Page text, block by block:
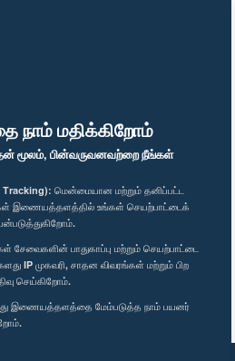
நாம் மதிக்கிறோம்
மூலம், பின்வருவனவற்றை நீங்கள்
மென்மையான மற்றும் தனிப்பட்ட
இணையத்தளத்தில் உங்கள் செயற்பாட்டைக்
சேவைகளின் பாதுகாப்பு மற்றும் செயற்பாட்டை
IP முகவரி, சாதன விவரங்கள் மற்றும் பிற
செய்கிறோம்.
இணையத்தளத்தை மேம்படுத்த நாம் பயனர்